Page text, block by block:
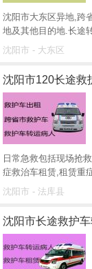
沈阳市大东区异地,跨
地及其他目的地.长途
沈阳市 - 大东区
沈阳市120长途救
日常急救包括现场抢
症救治车租赁,租赁重
沈阳市 - 法库县
沈阳市长途救护